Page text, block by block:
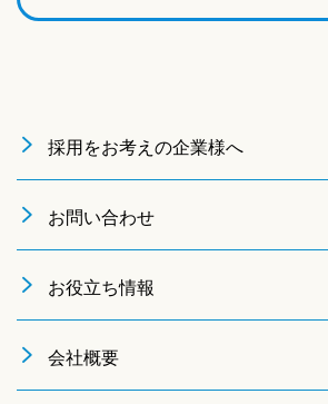
採用をお考えの企業様へ
お問い合わせ
お役立ち情報
会社概要